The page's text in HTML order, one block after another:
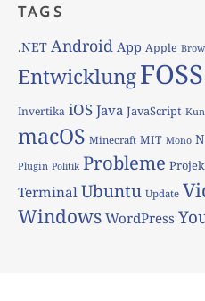
TAGS
.NET Android App Apple
EntwicklungFOSS
Invertika iOS Java JavaScript
macOS Minecraft MIT Mono
Plugin Politik Probleme
TerminalUbuntu Update
Windows WordPress